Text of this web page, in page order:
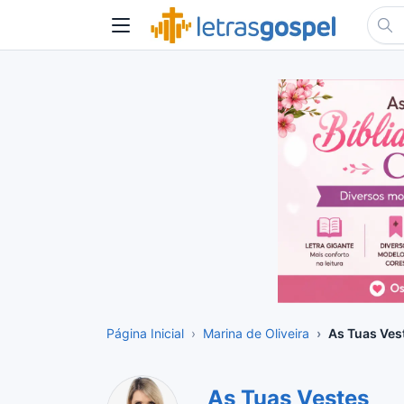
Página Inicial Marina de Oliveira As Tuas
As Tuas Vestes